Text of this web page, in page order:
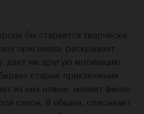
бы старается творчески
оригинала: раскрывает
дает им другую мотивацию
старые приключения
из них новые, меняет финал
сезон. В общем, списывает